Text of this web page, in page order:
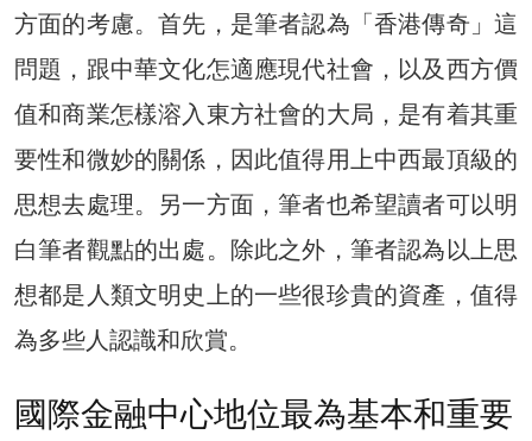
方面的考慮。首先，是筆者認為「香港傳奇」這
問題，跟中華文化怎適應現代社會，以及西方價
值和商業怎樣溶入東方社會的大局，是有着其重
要性和微妙的關係，因此值得用上中西最頂級的
思想去處理。另一方面，筆者也希望讀者可以明
白筆者觀點的出處。除此之外，筆者認為以上思
想都是人類文明史上的一些很珍貴的資產，值得
為多些人認識和欣賞。
國際金融中心地位最為基本和重要